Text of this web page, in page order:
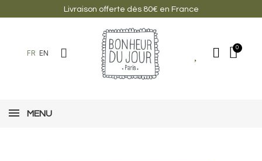
Livraison offerte dès 80€ en France
FR EN
MENU